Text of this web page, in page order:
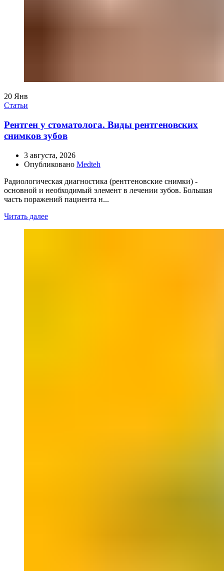
20 Янв
Статьи
Рентген у стоматолога. Виды рентгеновских
снимков зубов
3 августа, 2026
Опубликовано Medteh
Радиологическая диагностика (рентгеновские снимки) -
основной и необходимый элемент в лечении зубов. Большая
часть поражений пациента н...
Читать далее